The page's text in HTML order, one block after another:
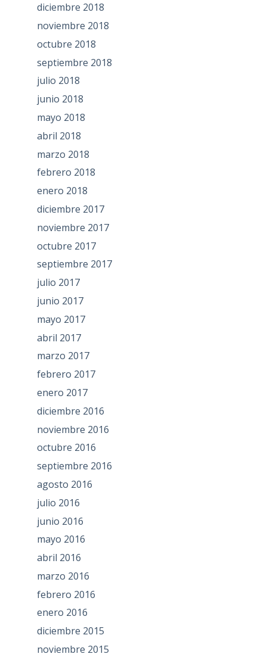
diciembre 2018
noviembre 2018
octubre 2018
septiembre 2018
julio 2018
junio 2018
mayo 2018
abril 2018
marzo 2018
febrero 2018
enero 2018
diciembre 2017
noviembre 2017
octubre 2017
septiembre 2017
julio 2017
junio 2017
mayo 2017
abril 2017
marzo 2017
febrero 2017
enero 2017
diciembre 2016
noviembre 2016
octubre 2016
septiembre 2016
agosto 2016
julio 2016
junio 2016
mayo 2016
abril 2016
marzo 2016
febrero 2016
enero 2016
diciembre 2015
noviembre 2015